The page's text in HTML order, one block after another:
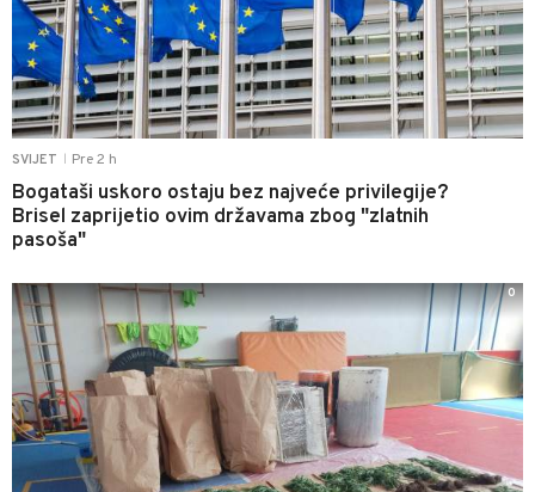
SVIJET Pre 2 h
Bogataši uskoro ostaju bez najveće privilegije?
Brisel zaprijetio ovim državama zbog "zlatnih
pasoša"
0